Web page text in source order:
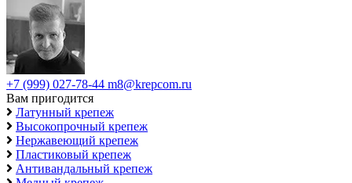
+7 (999) 027-78-44 m8@krepcom.ru
Вам пригодится
Латунный крепеж
Высокопрочный крепеж
Нержавеющий крепеж
Пластиковый крепеж
Антивандальный крепеж